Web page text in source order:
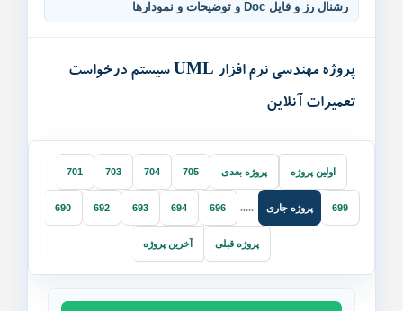
رشنال رز و فایل Doc و توضیحات و نمودارها
پروژه مهندسی نرم افزار UML سیستم درخواست
تعمیرات آنلاین
اولین پروژه پروژه بعدی 705
704
703
701
699 پروژه جاری .....
696
694
693
692
690
پروژه قبلی آخرین پروژه